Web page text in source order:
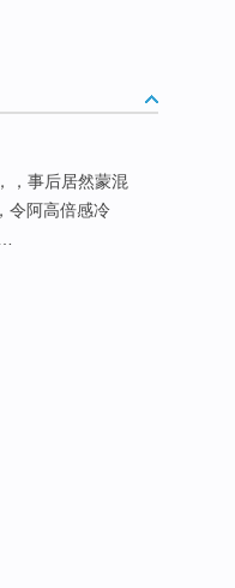
，事后居然蒙混
令阿高倍感冷